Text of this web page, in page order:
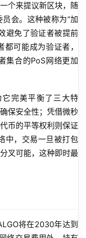
个来提议新区块，随
会。这种被称为”加
避免了验证者被提前
可能成为验证者，
集合的PoS网络更加
完美平衡了三大特
保安全性；凭借微秒
币的平等权利则保证
中，交易一旦被打包
叉可能，这种即时最
将在2030年达到